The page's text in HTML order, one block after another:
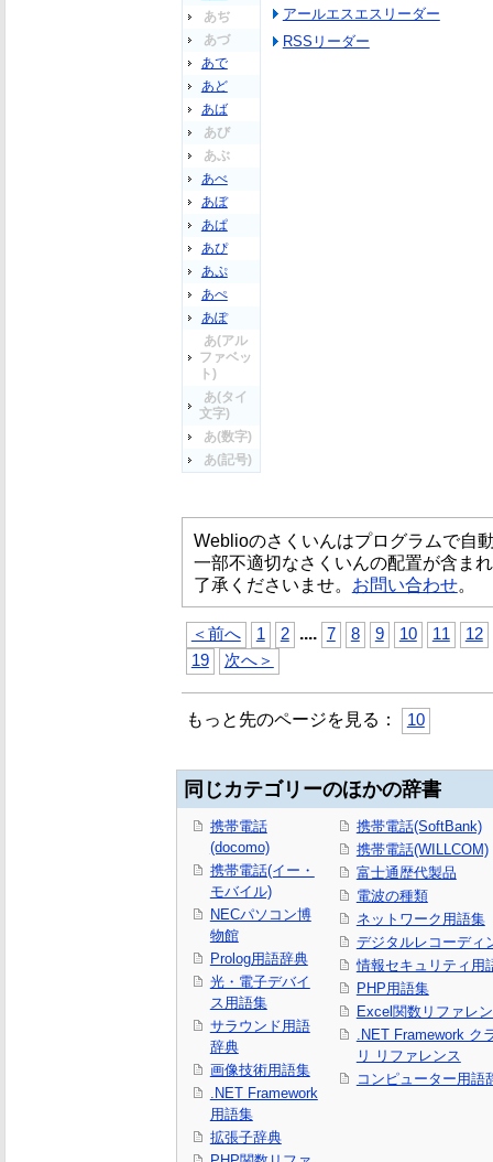
あぢ
あづ
あで
あど
あば
あび
あぶ
あべ
あぼ
あぱ
あぴ
あぷ
あぺ
あぽ
あ(アル
ファベッ
ト)
あ(タイ
文字)
あ(数字)
あ(記号)
アールエスエスリーダー
RSSリーダー
Weblioのさくいんはプログラムで自
一部不適切なさくいんの配置が含ま
了承くださいませ。 お問い合わせ。
＜前へ 1 2 .... 7 8 9 10 11
12
19
次へ＞
もっと先のページを見る： 10
同じカテゴリーのほかの辞書
携帯電話
(docomo)
携帯電話(イー・
モバイル)
NECパソコン博
物館
Prolog用語辞典
光・電子デバイ
ス用語集
サラウンド用語
辞典
画像技術用語集
.NET Framework
用語集
拡張子辞典
携帯電話(SoftBank)
携帯電話(WILLCOM)
富士通歴代製品
電波の種類
ネットワーク用語集
デジタルレコーディ
情報セキュリティ用
PHP用語集
Excel関数リファレ
.NET Framework ク
リ リファレンス
コンピューター用語